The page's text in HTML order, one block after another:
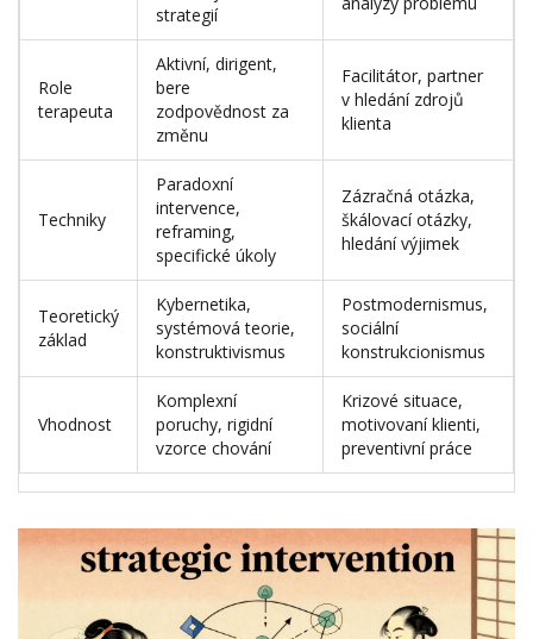
strategií
Role
terapeuta
Aktivní, dirigent,
bere
zodpovědnost za
změnu
Facilitátor, partner
v hledání zdrojů
klienta
Techniky
Paradoxní
intervence,
reframing,
specifické úkoly
Zázračná otázka,
škálovací otázky,
hledání výjimek
Teoretický
základ
Kybernetika,
systémová teorie,
konstruktivismus
Postmodernismus,
sociální
konstrukcionismus
Vhodnost
Komplexní
poruchy, rigidní
vzorce chování
Krizové situace,
motivovaní klienti,
preventivní práce